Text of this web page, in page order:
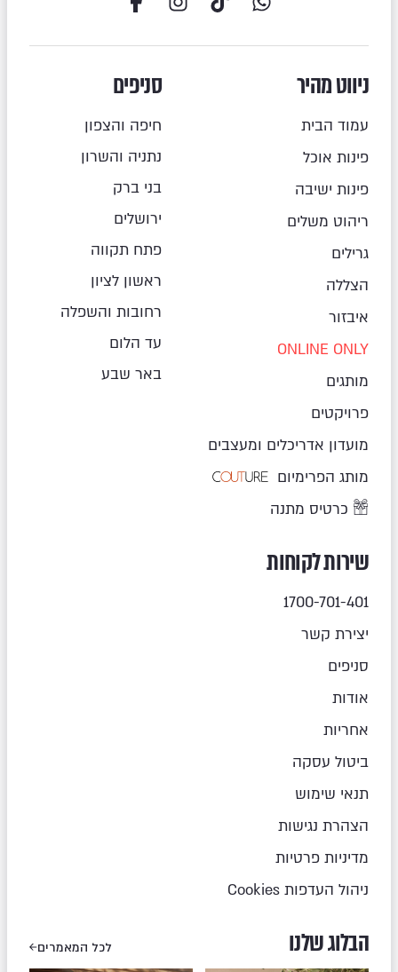
ניווט מהיר
עמוד הבית
פינות אוכל
פינות ישיבה
ריהוט משלים
גרילים
הצללה
איבזור
ONLINE ONLY
מותגים
פרויקטים
מועדון אדריכלים ומעצבים
מותג הפרימיום
כרטיס מתנה
סניפים
חיפה והצפון
נתניה והשרון
בני ברק
ירושלים
פתח תקווה
ראשון לציון
רחובות והשפלה
עד הלום
באר שבע
שירות לקוחות
1700-701-401
יצירת קשר
סניפים
אודות
אחריות
ביטול עסקה
תנאי שימוש
הצהרת נגישות
מדיניות פרטיות
ניהול העדפות Cookies
הבלוג שלנו לכל המאמרים